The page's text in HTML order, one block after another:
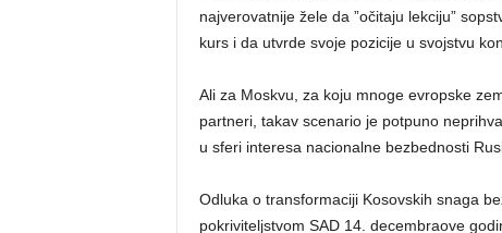
najverovatnije žele da ”očitaju lekciju”
kurs i da utvrde svoje pozicije u svojstvu
Ali za Moskvu, za koju mnoge evropske
partneri, takav scenario je potpuno
u sferi interesa nacionalne bezbednosti
Odluka o transformaciji Kosovskih snaga
pokriviteljstvom SAD 14. decembraove